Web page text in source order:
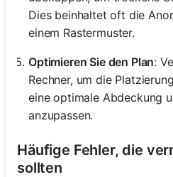
Dies beinhaltet oft die
einem Rastermuster.
Optimieren Sie den Plan:
Rechner, um die
eine optimale Abdeckung
anzupassen.
Häufige Fehler, die
sollten